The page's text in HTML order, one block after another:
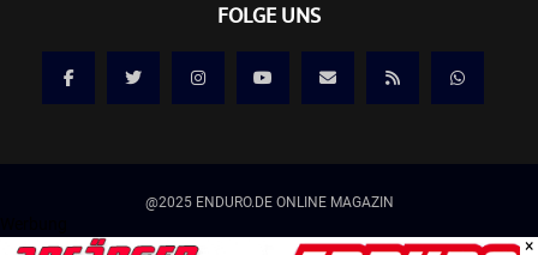
FOLGE UNS
@2025 ENDURO.DE ONLINE MAGAZIN
Kontakt Mediadaten/Werbung
×